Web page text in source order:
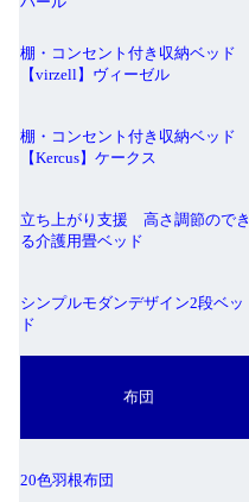
棚・コンセント付き収納ベッド
【virzell】ヴィーゼル
棚・コンセント付き収納ベッド
【Kercus】ケークス
立ち上がり支援 高さ調節のでき
る介護用畳ベッド
シンプルモダンデザイン2段ベッ
ド
布団
20色羽根布団